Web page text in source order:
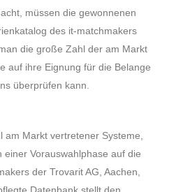
müssen die gewonnenen
des it-matchmakers
die große Zahl der am Markt
auf ihre Eignung für die Belange
überprüfen kann.
Markt vertretener Systeme,
einer Vorauswahlphase auf die
der Trovarit AG, Aachen,